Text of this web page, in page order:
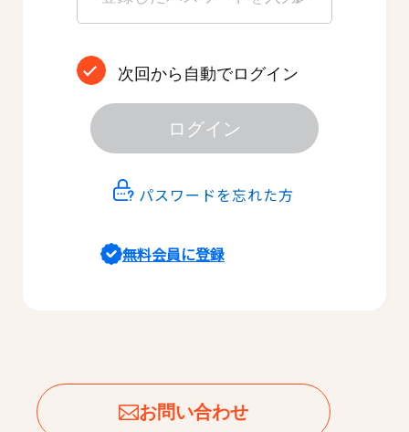
次回から自動でログイン
ログイン
パスワードを忘れた方
無料会員に登録
お問い合わせ